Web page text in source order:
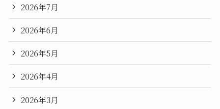
2026年7月
2026年6月
2026年5月
2026年4月
2026年3月